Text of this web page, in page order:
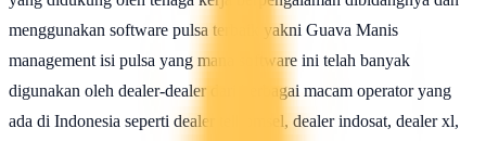
menggunakan software pulsa terbaik yakni Guava Manis
management isi pulsa yang mana software ini telah banyak
digunakan oleh dealer-dealer dari berbagai macam operator yang
ada di Indonesia seperti dealer telkomsel, dealer indosat, dealer xl,